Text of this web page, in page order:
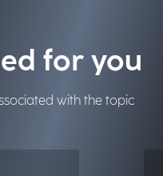
for you
with the topic